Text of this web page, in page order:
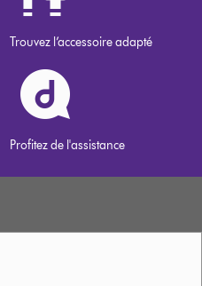
Trouvez l’accessoire adapté
Profitez de l'assistance